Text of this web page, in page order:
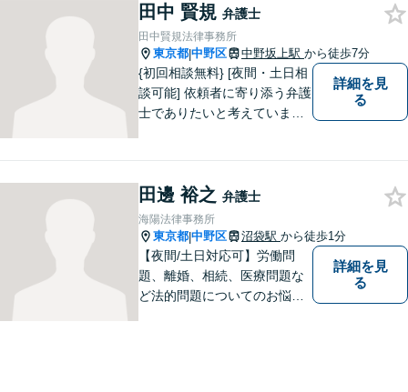
依頼者様の目線に立ち早期問
題解決に取り組みます。お気
軽にご相談ください【完全個
室】
田中 賢規 弁護士
田中賢規法律事務所
東京都|中野区 中野坂上駅 から徒歩7分
{初回相談無料} [夜間・土日相
談可能] 依頼者に寄り添う弁護
士でありたいと考えていま
詳細を見
る
田邊 裕之 弁護士
海陽法律事務所
東京都|中野区 沼袋駅 から徒歩1分
【夜間/土日対応可】労働問
題、離婚、相続、医療問題な
ど法的問題についてのお悩み
詳細を見
る